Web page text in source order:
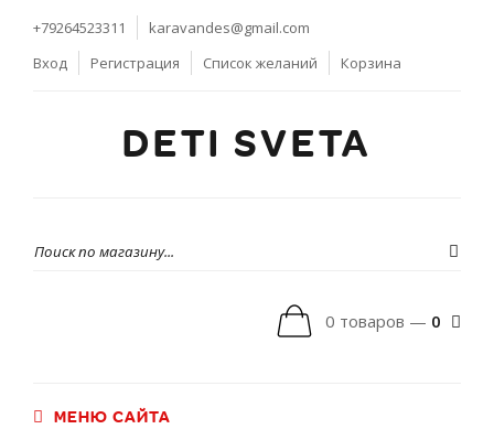
+79264523311
karavandes@gmail.com
Вход
Регистрация Список желаний Корзина
DETI SVETA
0 товаров — 0
МЕНЮ САЙТА